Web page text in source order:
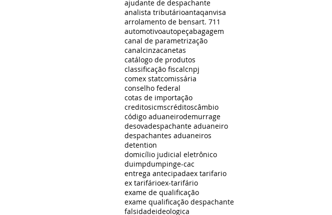
ajudante de despachante
analista tributárioantaqanvisa
arrolamento de bensart. 711
automotivoautopeçabagagem
canal de parametrização
canalcinzacanetas
catálogo de produtos
classificação fiscalcnpj
comex statcomissária
conselho federal
cotas de importação
creditosicmscréditoscâmbio
código aduaneirodemurrage
desovadespachante aduaneiro
despachantes aduaneiros
detention
domicílio judicial eletrônico
duimpdumpinge-cac
entrega antecipadaex tarifario
ex tarifárioex-tarifário
exame de qualificação
exame qualificação despachante
falsidadeideologica